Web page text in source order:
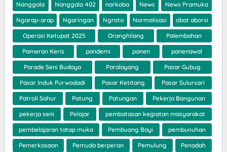
Nanggala Nanggala 402 narkoba News News Pramuka
Ngarap-arap Ngaringan Ngroto Normalisasi obat aborsi
Operasi Ketupat 2025 Oranghilang Palembahan
Pameran Keris pandemi panen panenawal
Parade Seni Budaya Paralayang Pasar Gubug
Pasar Induk Purwodadi Pasar Ketitang Pasar Sulursari
Patroli Sahur Patung Patungan Pekerja Bangunan
pekerja seni Pelajar pembatasan kegiatan masyarakat
pembelajaran tatap muka Pembuang Bayi pembunuhan
Pemerkosaan Pemuda berperan Pemulung Penadah